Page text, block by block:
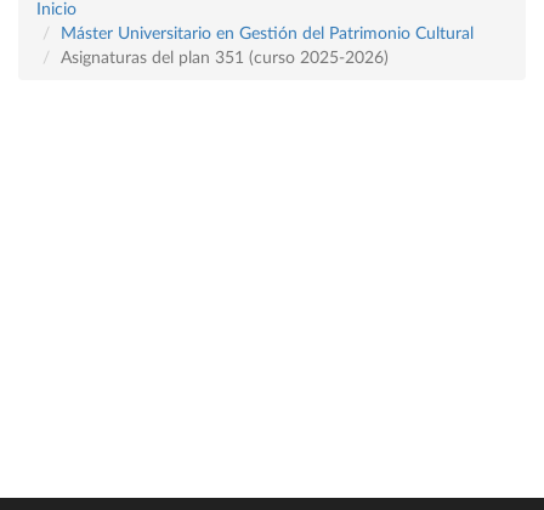
Inicio
Máster Universitario en Gestión del Patrimonio Cultural
Asignaturas del plan 351 (curso 2025-2026)